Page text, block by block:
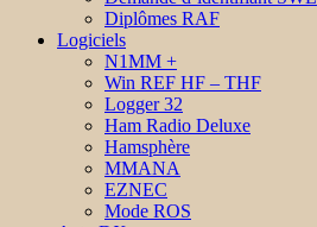
Diplômes RAF
Logiciels
N1MM +
Win REF HF – THF
Logger 32
Ham Radio Deluxe
Hamsphère
MMANA
EZNEC
Mode ROS